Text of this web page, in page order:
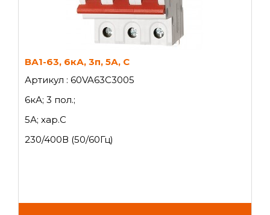
ВА1-63, 6кА, 3п, 5А, C
Артикул : 60VA63C3005
6кА; 3 пол.;
5А; хар.C
230/400В (50/60Гц)